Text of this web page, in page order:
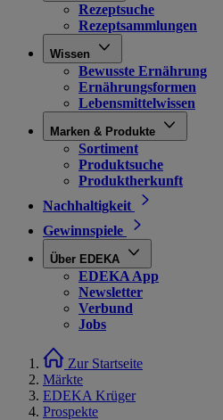
Rezeptsuche
Rezeptsammlungen
Wissen
Bewusste Ernährung
Ernährungsformen
Lebensmittelwissen
Marken & Produkte
Sortiment
Produktsuche
Produktherkunft
Nachhaltigkeit
Gewinnspiele
Über EDEKA
EDEKA App
Newsletter
Verbund
Jobs
Zur Startseite
Märkte
EDEKA Krüger
Prospekte